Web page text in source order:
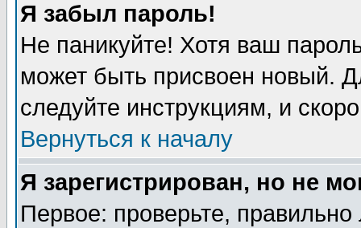
Я забыл пароль!
Не паникуйте! Хотя ваш
может быть присвоен новый.
следуйте инструкциям, и
Вернуться к началу
Я зарегистрирован, но не
Первое: проверьте,